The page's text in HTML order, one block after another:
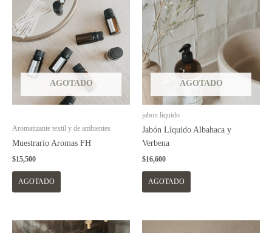
AGOTADO
Aromatizante textil y de ambientes
Muestrario Aromas FH
$15,500
AGOTADO
AGOTADO
jabon liquido
Jabón Líquido Albahaca y
Verbena
$16,600
AGOTADO